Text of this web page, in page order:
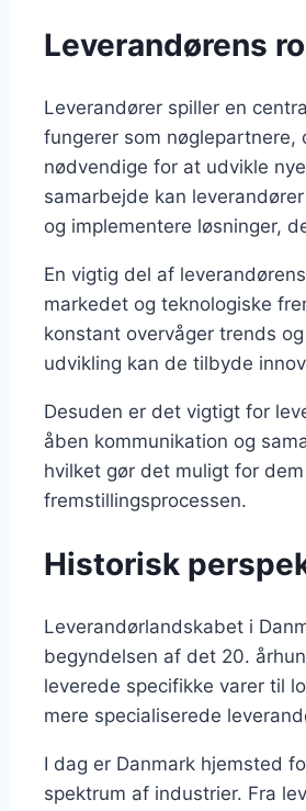
Leverandørens
Leverandører spiller en
fungerer som nøglepartnere,
nødvendige for at udvikle
samarbejde kan
og implementere løsninger,
En vigtig del af
markedet og teknologiske
konstant overvåger trends
udvikling kan de tilbyde
Desuden er det vigtigt for
åben kommunikation og
hvilket gør det muligt for
fremstillingsprocessen.
Historisk
Leverandørlandskabet i
begyndelsen af det 20.
leverede specifikke varer til
mere specialiserede
I dag er Danmark hjemsted
spektrum af industrier. Fra